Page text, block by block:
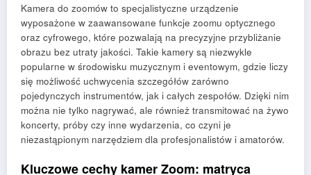
Kamera do zoomów to specjalistyczne urządzenie
wyposażone w zaawansowane funkcje zoomu optycznego
oraz cyfrowego, które pozwalają na precyzyjne przybliżanie
obrazu bez utraty jakości. Takie kamery są niezwykle
popularne w środowisku muzycznym i eventowym, gdzie liczy
się możliwość uchwycenia szczegółów zarówno
pojedynczych instrumentów, jak i całych zespołów. Dzięki nim
można nie tylko nagrywać, ale również transmitować na żywo
koncerty, próby czy inne wydarzenia, co czyni je
niezastąpionym narzędziem dla profesjonalistów i amatorów.
Kluczowe cechy kamer Zoom: matryca